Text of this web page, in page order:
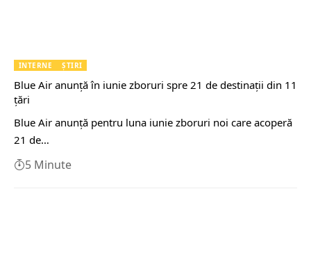
INTERNE ȘTIRI
Blue Air anunţă în iunie zboruri spre 21 de destinaţii din 11
ţări
Blue Air anunţă pentru luna iunie zboruri noi care acoperă
21 de…
5 Minute